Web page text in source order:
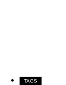
TAGS